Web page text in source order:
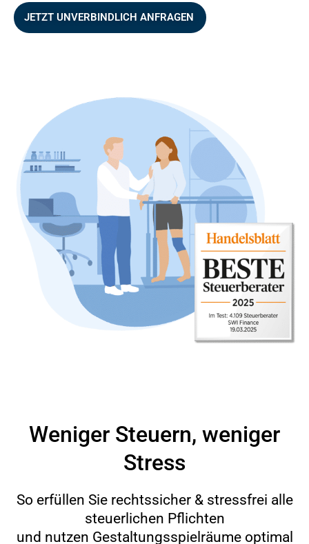
JETZT UNVERBINDLICH ANFRAGEN
Weniger Steuern, weniger
Stress
So erfüllen Sie rechtssicher & stressfrei alle
steuerlichen Pflichten
und nutzen Gestaltungsspielräume optimal